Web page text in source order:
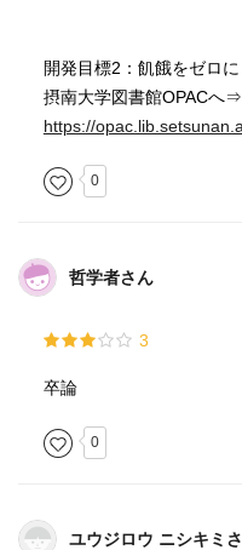
開発目標2：飢餓をゼロに
摂南大学図書館OPACへ⇒
https://
0
哲学者さん
3
卒論
0
ユウジロウ ニシキミ